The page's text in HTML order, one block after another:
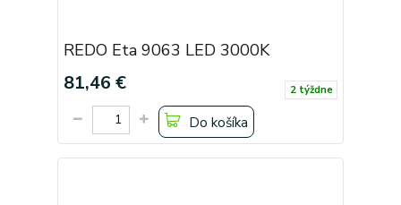
REDO Eta 9063 LED 3000K
81,46 € 2 týždne
Do košíka